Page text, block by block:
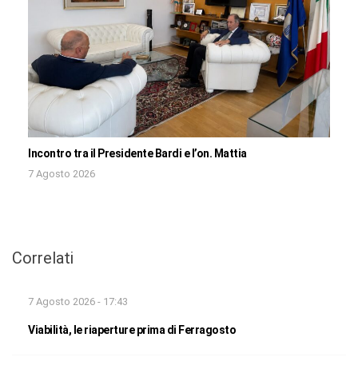
Incontro tra il Presidente Bardi e l’on. Mattia
7 Agosto 2026
Correlati
7 Agosto 2026 - 17:43
Viabilità, le riaperture prima di Ferragosto